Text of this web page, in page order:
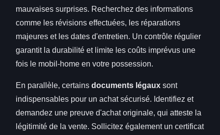
mauvaises surprises. Recherchez des informations
comme les révisions effectuées, les réparations
majeures et les dates d'entretien. Un contrôle régulier
garantit la durabilité et limite les coûts imprévus une
fois le mobil-home en votre possession.
En parallèle, certains documents légaux sont
indispensables pour un achat sécurisé. Identifiez et
demandez une preuve d'achat originale, qui atteste la
légitimité de la vente. Sollicitez également un certificat